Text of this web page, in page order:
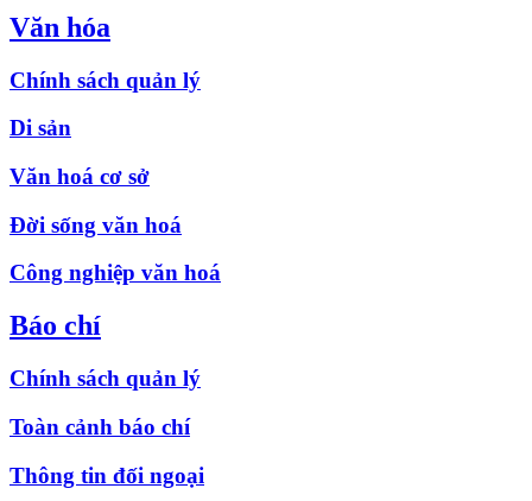
Văn hóa
Chính sách quản lý
Di sản
Văn hoá cơ sở
Đời sống văn hoá
Công nghiệp văn hoá
Báo chí
Chính sách quản lý
Toàn cảnh báo chí
Thông tin đối ngoại